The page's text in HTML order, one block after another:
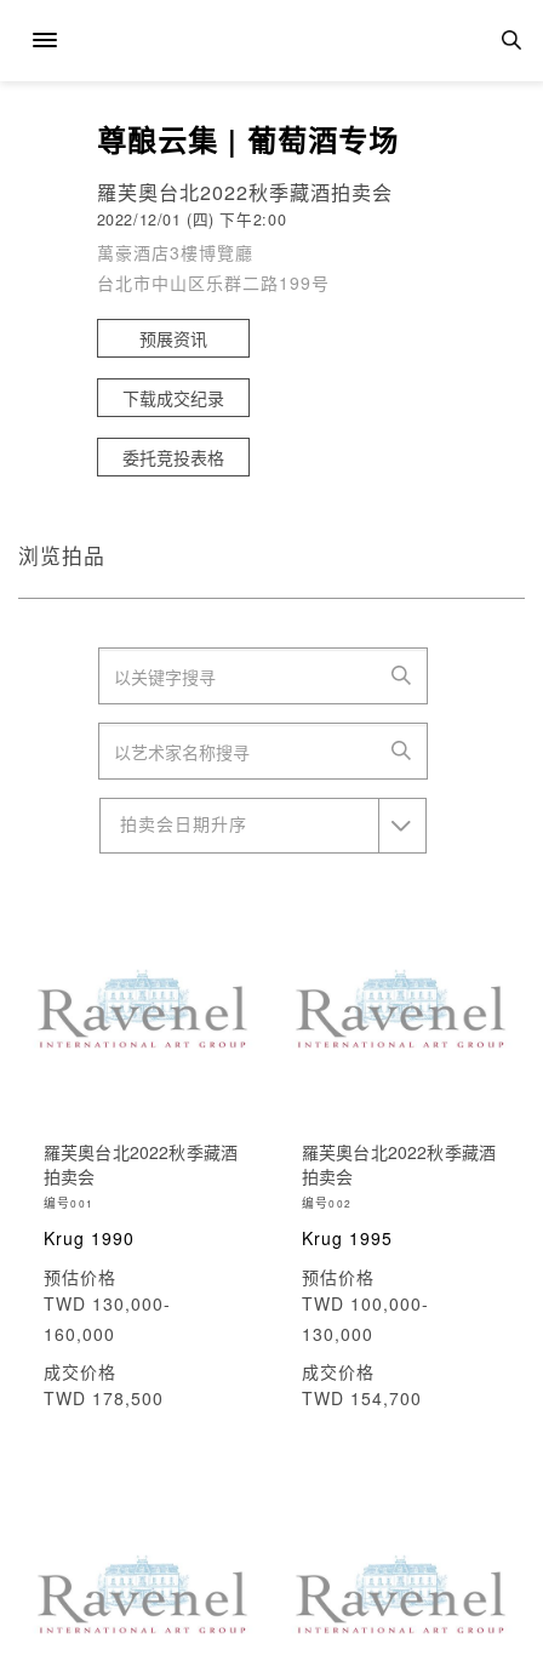
尊酿云集 | 葡萄酒专场
羅芙奧台北2022秋季藏酒拍卖会
2022/12/01 (四) 下午2:00
萬豪酒店3樓博覽廳
台北市中山区乐群二路199号
预展资讯
下载成交纪录
委托竞投表格
浏览拍品
拍卖会日期升序
羅芙奧台北2022秋季藏酒
拍卖会
编号001
Krug 1990
预估价格
TWD 130,000-
160,000
成交价格
TWD 178,500
羅芙奧台北2022秋季藏酒
拍卖会
编号002
Krug 1995
预估价格
TWD 100,000-
130,000
成交价格
TWD 154,700